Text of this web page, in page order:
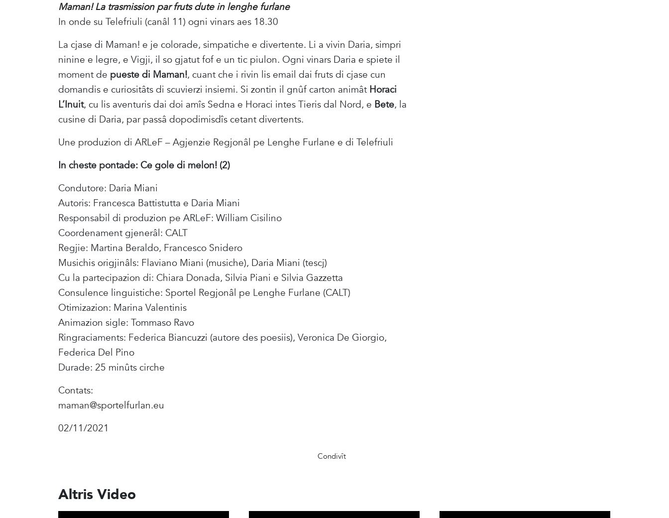
Maman! La trasmission par fruts dute in lenghe furlane
In onde su Telefriuli (canâl 11) ogni vinars aes 18.30
La cjase di Maman! e je colorade, simpatiche e divertente. Li a vivin Daria, simpri
ninine e legre, e Vigji, il so gjatut fof e un tic piulon. Ogni vinars Daria e spiete il
moment de pueste di Maman!, cuant che i rivin lis email dai fruts di cjase cun
domandis e curiositâts di scuvierzi insiemi. Si zontin il gnûf carton animât Horaci
L’Inuit, cu lis aventuris dai doi amîs Sedna e Horaci intes Tieris dal Nord, e Bete, la
cusine di Daria, par passâ dopodimisdîs cetant divertents.
Une produzion di ARLeF – Agjenzie Regjonâl pe Lenghe Furlane e di Telefriuli
In cheste pontade: Ce gole di melon! (2)
Condutore: Daria Miani
Autoris: Francesca Battistutta e Daria Miani
Responsabil di produzion pe ARLeF: William Cisilino
Coordenament gjenerâl: CALT
Regjie: Martina Beraldo, Francesco Snidero
Musichis origjinâls: Flaviano Miani (musiche), Daria Miani (tescj)
Cu la partecipazion di: Chiara Donada, Silvia Piani e Silvia Gazzetta
Consulence linguistiche: Sportel Regjonâl pe Lenghe Furlane (CALT)
Otimizazion: Marina Valentinis
Animazion sigle: Tommaso Ravo
Ringraciaments: Federica Biancuzzi (autore des poesiis), Veronica De Giorgio,
Federica Del Pino
Durade: 25 minûts cirche
Contats:
maman@sportelfurlan.eu
02/11/2021
Condivît
Altris Video